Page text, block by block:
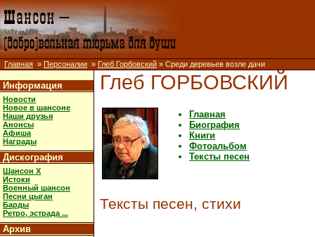
Главная » Персоналии » Глеб Горбовский » Среди деревьев возле дачи
Информация
Новости
Новое в шансоне
Наши друзья
Анонсы
Афиша
Награды
Дискография
Шансон X
Истоки
Военный шансон
Песни цыган
Барды
Ретро, эстрада ...
Архив
Глеб ГОРБОВСКИЙ
Главная
Биография
Книги
Фотоальбом
Тексты песен
Тексты песен, стихи